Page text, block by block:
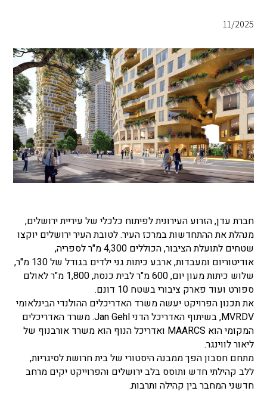
11/2025
חברת עדן, הזרוע העירונית לפיתוח כלכלי של עיריית ירושלים,
מנהלת את ההתחדשות במרכז העיר. לטובת העיר ירושלים יוקצו
שטחים לתועלת הציבור, הכוללים 4,300 מ"ר לספריה,
אודיטוריום ומעבדות, ארבע כיתות גני ילדים בגודל של 130 מ"ר,
שלוש כיתות מעון יום, 600 מ"ר לבית כנסת, 1,800 מ"ר לאולם
ספורט ועוד פארק ציבורי בשטח 10 דונם.
אתתכנון הפרויקט יעשה משרד האדריכלים ההולנדי הבינלאומי
MVRDV, בשיתוף האדריכל הדניJan Gehl. משרד האדריכלים
המקומי הוא MAARCS ו אדריכל הנוף הוא משרד אורבנוף של
ליאור לווינגר.
מתחם חסבון הפך ממבנה היסטורי של בית חרושת לסיגריות,
ללב קהילתי חדש ותוסס בלב ירושלים והפרוייקט יקים מרחב
חדשני המחבר בין קהילה ותרבות.